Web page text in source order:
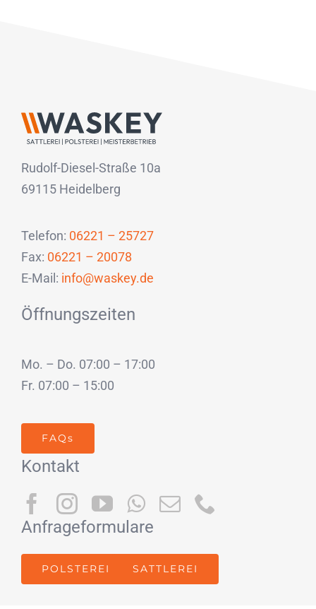
Rudolf-Diesel-Straße 10a
69115 Heidelberg
Telefon: 06221 – 25727
Fax: 06221 – 20078
E-Mail: info@waskey.de
Öffnungszeiten
Mo. – Do. 07:00 – 17:00
Fr. 07:00 – 15:00
FAQs
Kontakt
Anfrageformulare
POLSTEREI SATTLEREI